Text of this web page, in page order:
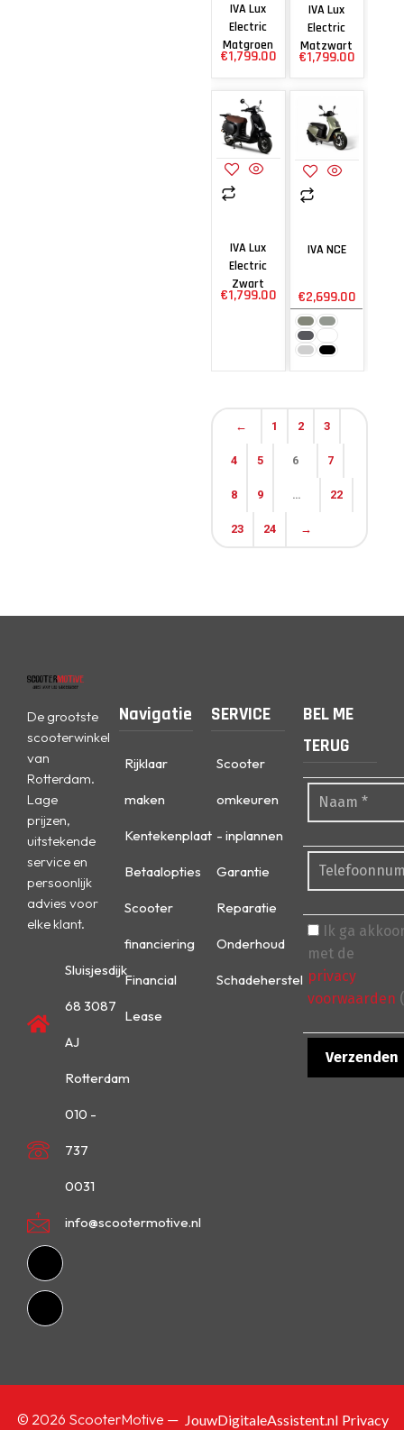
IVA Lux
Electric
Matgroen
€1,799.00
IVA Lux
Electric
Matzwart
€1,799.00
IVA Lux
Electric
Zwart
€1,799.00
IVA NCE
€2,699.00
← 1 2 3
4 5 6 7
8 9 … 22
23 24 →
De grootste
scooterwinkel
van
Rotterdam.
Lage
prijzen,
uitstekende
service en
persoonlijk
advies voor
elke klant.
Sluisjesdijk
68 3087
AJ
Rotterdam
010 -
737
0031
info@scootermotive.nl
Navigatie
Rijklaar
maken
Kentekenplaat
Betaalopties
Scooter
financiering
Financial
Lease
SERVICE
Scooter
omkeuren
- inplannen
Garantie
Reparatie
Onderhoud
Schadeherstel
BEL ME
TERUG
Ik ga
met de
privacy
voorwaarden
© 2026 ScooterMotive — JouwDigitaleAssistent.nl Privacy